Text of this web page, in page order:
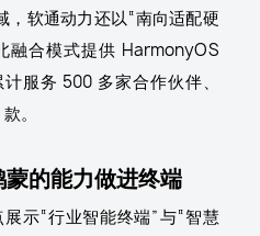
，软通动力还以“南向适配硬
融合模式提供 HarmonyOS
服务 500 多家合作伙伴、
。
的能力做进终端
示“行业智能终端”与“智慧